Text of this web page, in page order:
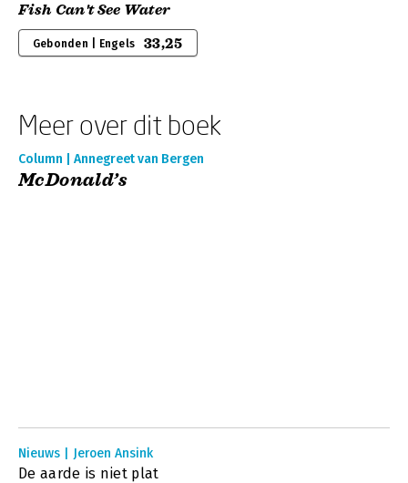
Fish Can't See Water
Gebonden | Engels 33,25
Meer over dit boek
Column | Annegreet van Bergen
McDonald’s
Nieuws | Jeroen Ansink
De aarde is niet plat